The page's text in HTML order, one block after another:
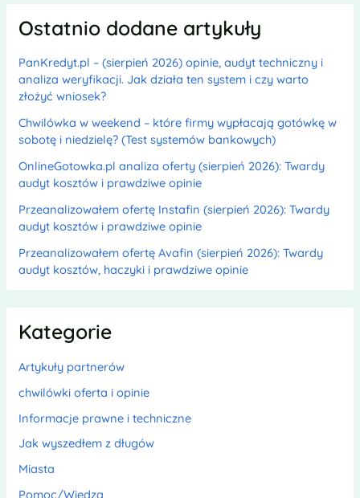
Ostatnio dodane artykuły
PanKredyt.pl – (sierpień 2026) opinie, audyt techniczny i
analiza weryfikacji. Jak działa ten system i czy warto
złożyć wniosek?
Chwilówka w weekend – które firmy wypłacają gotówkę w
sobotę i niedzielę? (Test systemów bankowych)
OnlineGotowka.pl analiza oferty (sierpień 2026): Twardy
audyt kosztów i prawdziwe opinie
Przeanalizowałem ofertę Instafin (sierpień 2026): Twardy
audyt kosztów i prawdziwe opinie
Przeanalizowałem ofertę Avafin (sierpień 2026): Twardy
audyt kosztów, haczyki i prawdziwe opinie
Kategorie
Artykuły partnerów
chwilówki oferta i opinie
Informacje prawne i techniczne
Jak wyszedłem z długów
Miasta
Pomoc/Wiedza